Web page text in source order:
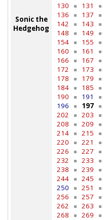
Sonic the
Hedgehog
130
131
136
137
142
143
148
149
154
155
160
161
166
167
172
173
178
179
184
185
190
191
196
197
202
203
208
209
214
215
220
221
226
227
232
233
238
239
244
245
250
251
256
257
262
263
268
269